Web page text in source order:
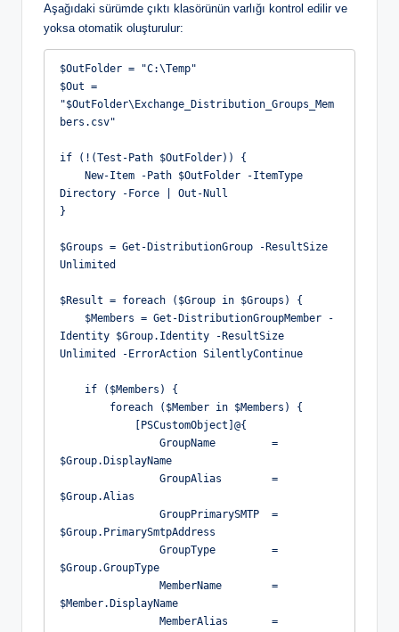
Aşağıdaki sürümde çıktı klasörünün varlığı kontrol edilir ve
yoksa otomatik oluşturulur:
$OutFolder = "C:\Temp"
$Out =
"$OutFolder\Exchange_Distribution_Groups_Mem
bers.csv"
if (!(Test-Path $OutFolder)) {
Directory -Force | Out-Null
}
$Groups = Get-DistributionGroup -ResultSize
Unlimited
$Result = foreach ($Group in $Groups) {
Identity $Group.Identity -ResultSize
Unlimited -ErrorAction SilentlyContinue
    if ($Members) {
        foreach ($Member in $Members) {
            [PSCustomObject]@{
$Group.DisplayName
$Group.Alias
$Group.PrimarySmtpAddress
$Group.GroupType
$Member.DisplayName